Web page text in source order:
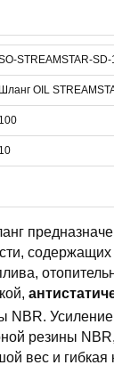
STREAMSTAR-
Шланг OIL
100
10
содержащих
NBR.
резины
вес и гибкая